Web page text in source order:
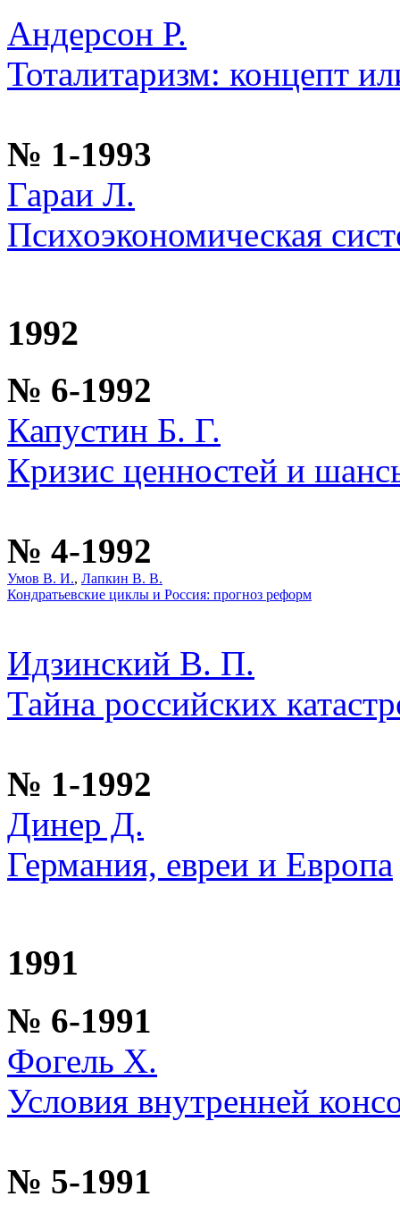
Андерсон Р.
Тоталитаризм: концепт
№ 1-1993
Гараи Л.
Психоэкономическая
1992
№ 6-1992
Капустин Б. Г.
Кризис ценностей и
№ 4-1992
Умов В. И., Лапкин В. В.
Кондратьевские циклы и Россия: прогноз реформ
Идзинский В. П.
Тайна российских
№ 1-1992
Динер Д.
Германия, евреи и Европа
1991
№ 6-1991
Фогель Х.
Условия внутренней
№ 5-1991